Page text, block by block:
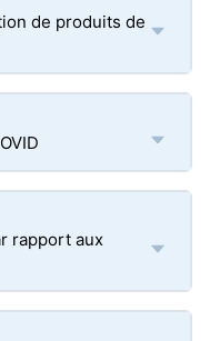
de produits de
rapport aux